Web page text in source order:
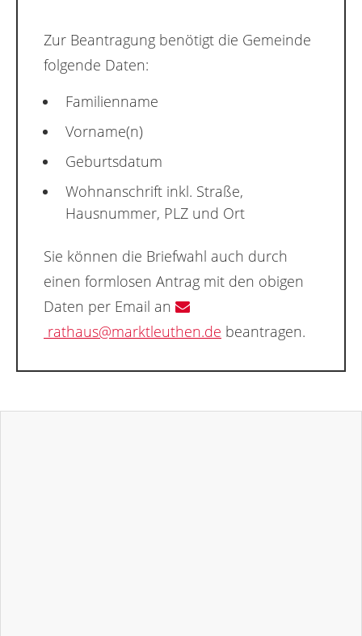
Zur Beantragung benötigt die Gemeinde
folgende Daten:
Familienname
Vorname(n)
Geburtsdatum
Wohnanschrift inkl. Straße,
Hausnummer, PLZ und Ort
Sie können die Briefwahl auch durch
einen formlosen Antrag mit den obigen
Daten per Email an
rathaus@marktleuthen.de beantragen.